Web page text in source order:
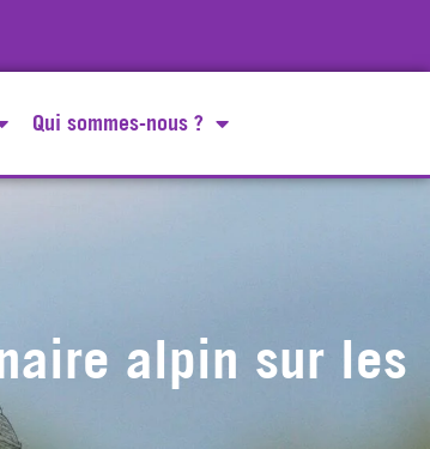
Qui sommes-nous ?
alpin sur les